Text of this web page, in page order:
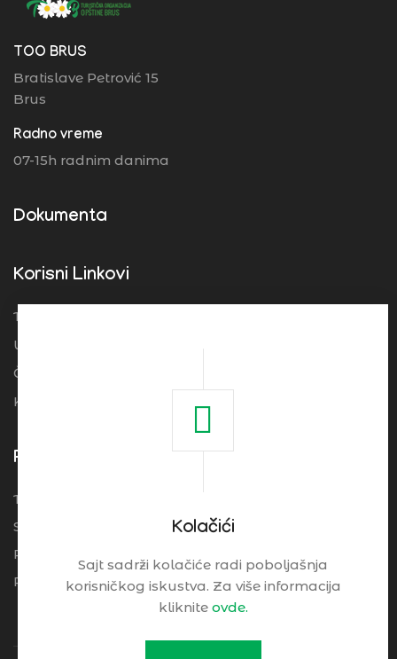
Kolačići
Sajt sadrži kolačiće radi poboljašnja
korisničkog iskustva. Za više informacija
kliknite ovde.
TOO BRUS
Bratislave Petrović 15
Brus
Radno vreme
07-15h radnim danima
Dokumenta
Korisni Linkovi
Turistička organizacija Srbije
Ugostitelji
Često postavljena pitanja
Kolačići
Pogledajte
Turistički Cenrtar Brzeće
Smeštaj
Restorani
Praktične Informacije